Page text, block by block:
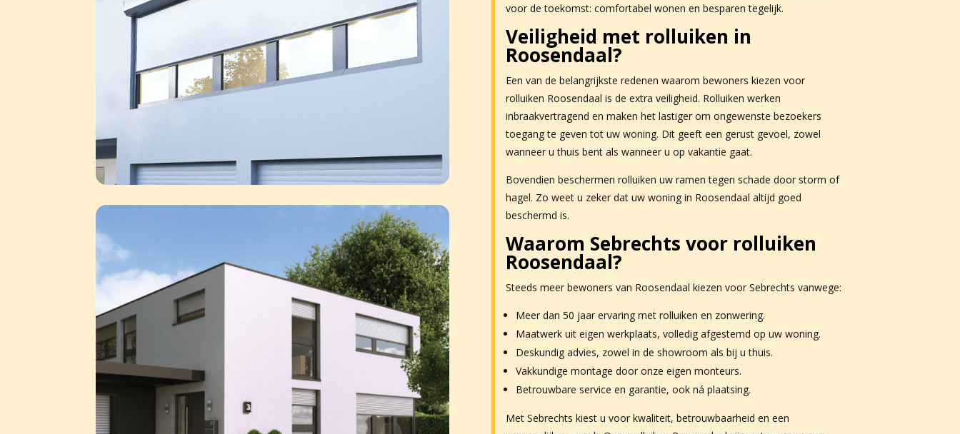
voor de toekomst: comfortabel wonen en besparen tegelijk.
Veiligheid met rolluiken in
Roosendaal?
Een van de belangrijkste redenen waarom bewoners kiezen voor
rolluiken Roosendaal is de extra veiligheid. Rolluiken werken
inbraakvertragend en maken het lastiger om ongewenste bezoekers
toegang te geven tot uw woning. Dit geeft een gerust gevoel, zowel
wanneer u thuis bent als wanneer u op vakantie gaat.
Bovendien beschermen rolluiken uw ramen tegen schade door storm of
hagel. Zo weet u zeker dat uw woning in Roosendaal altijd goed
beschermd is.
Waarom Sebrechts voor rolluiken
Roosendaal?
Steeds meer bewoners van Roosendaal kiezen voor Sebrechts vanwege:
Meer dan 50 jaar ervaring met rolluiken en zonwering.
Maatwerk uit eigen werkplaats, volledig afgestemd op uw woning.
Deskundig advies, zowel in de showroom als bij u thuis.
Vakkundige montage door onze eigen monteurs.
Betrouwbare service en garantie, ook ná plaatsing.
Met Sebrechts kiest u voor kwaliteit, betrouwbaarheid en een